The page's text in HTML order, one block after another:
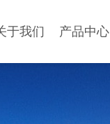
于我们 产品中心